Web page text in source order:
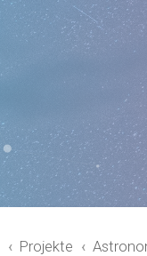
Projekte